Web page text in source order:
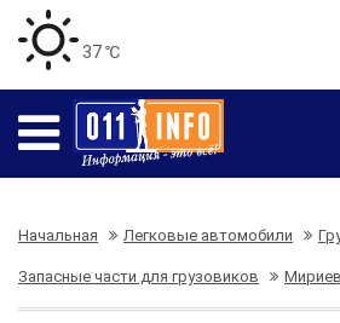
37 ℃
Начальная Легковые автомобили
Запасные части для грузовиков